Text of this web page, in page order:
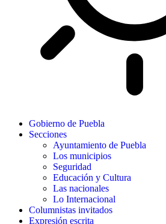
Gobierno de Puebla
Secciones
Ayuntamiento de Puebla
Los municipios
Seguridad
Educación y Cultura
Las nacionales
Lo Internacional
Columnistas invitados
Expresión escrita